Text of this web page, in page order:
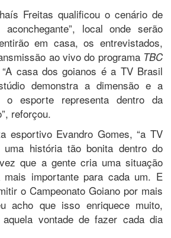
Freitas qualificou o cenário de
aconchegante”, local onde serão
em casa, os entrevistados,
ao vivo do programa TBC
casa dos goianos é a TV Brasil
demonstra a dimensão e a
o esporte representa dentro da
reforçou.
esportivo Evandro Gomes, “a TV
história tão bonita dentro do
que a gente cria uma situação
importante para cada um. E
o Campeonato Goiano por mais
acho que isso enriquece muito,
vontade de fazer cada dia